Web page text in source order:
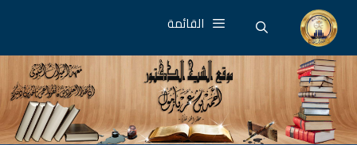
انتقل
المحتوى
القائمة